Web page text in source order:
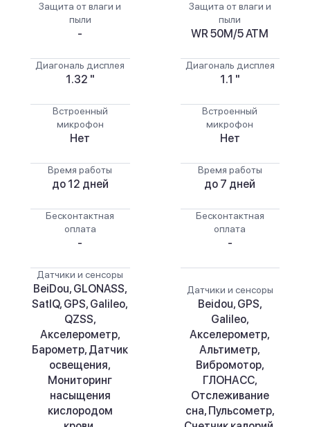
Защита от влаги и
пыли
-
Диагональ дисплея
1.32 "
Встроенный
микрофон
Нет
Время работы
до 12 дней
Бесконтактная
оплата
-
Датчики и сенсоры
BeiDou, GLONASS,
SatIQ, GPS, Galileo,
QZSS,
Акселерометр,
Барометр, Датчик
освещения,
Мониторинг
насыщения
кислородом
Защита от влаги и
пыли
WR 50M/5 ATM
Диагональ дисплея
1.1 "
Встроенный
микрофон
Нет
Время работы
до 7 дней
Бесконтактная
оплата
-
Датчики и сенсоры
Beidou, GPS,
Galileo,
Акселерометр,
Альтиметр,
Вибромотор,
ГЛОНАСС,
Отслеживание
сна, Пульсометр,